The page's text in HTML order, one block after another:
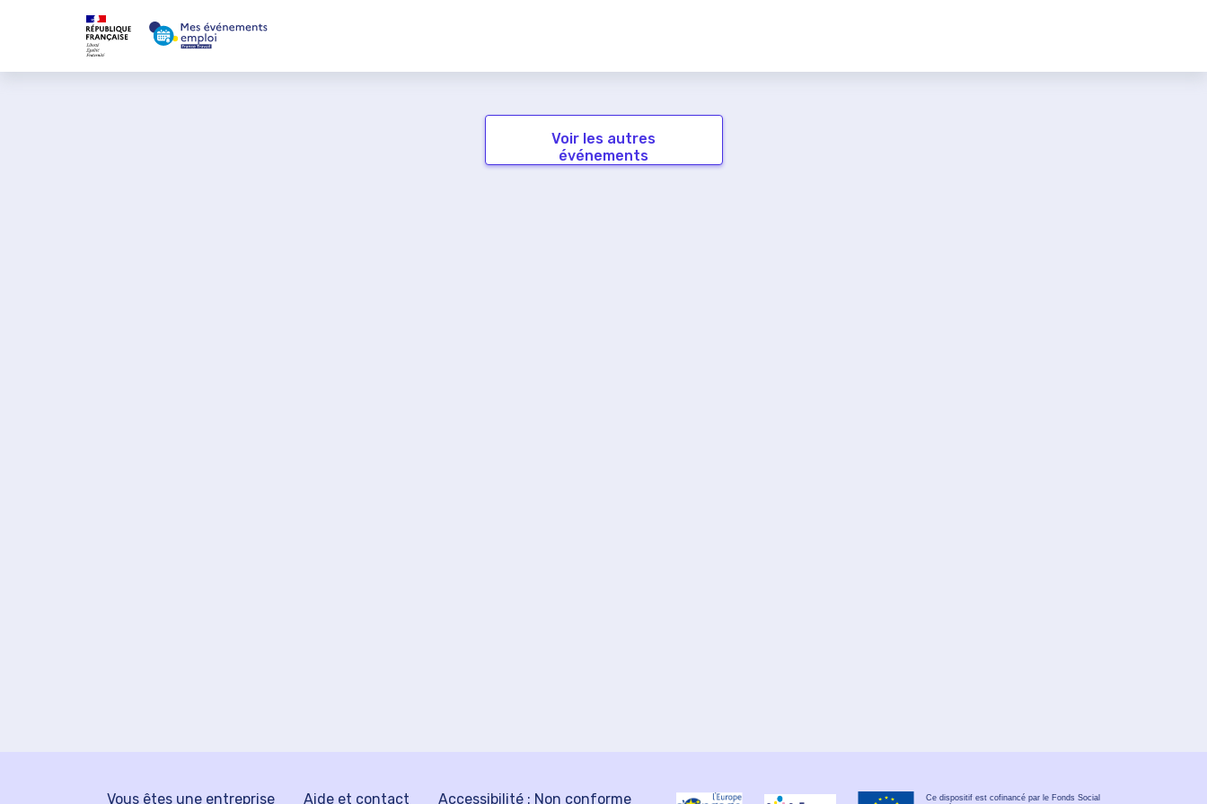
Voir les autres
événements
Vous êtes une entreprise Aide et contact Accessibilité : Non conforme
Ce dispositif est cofinancé par le Fonds Social